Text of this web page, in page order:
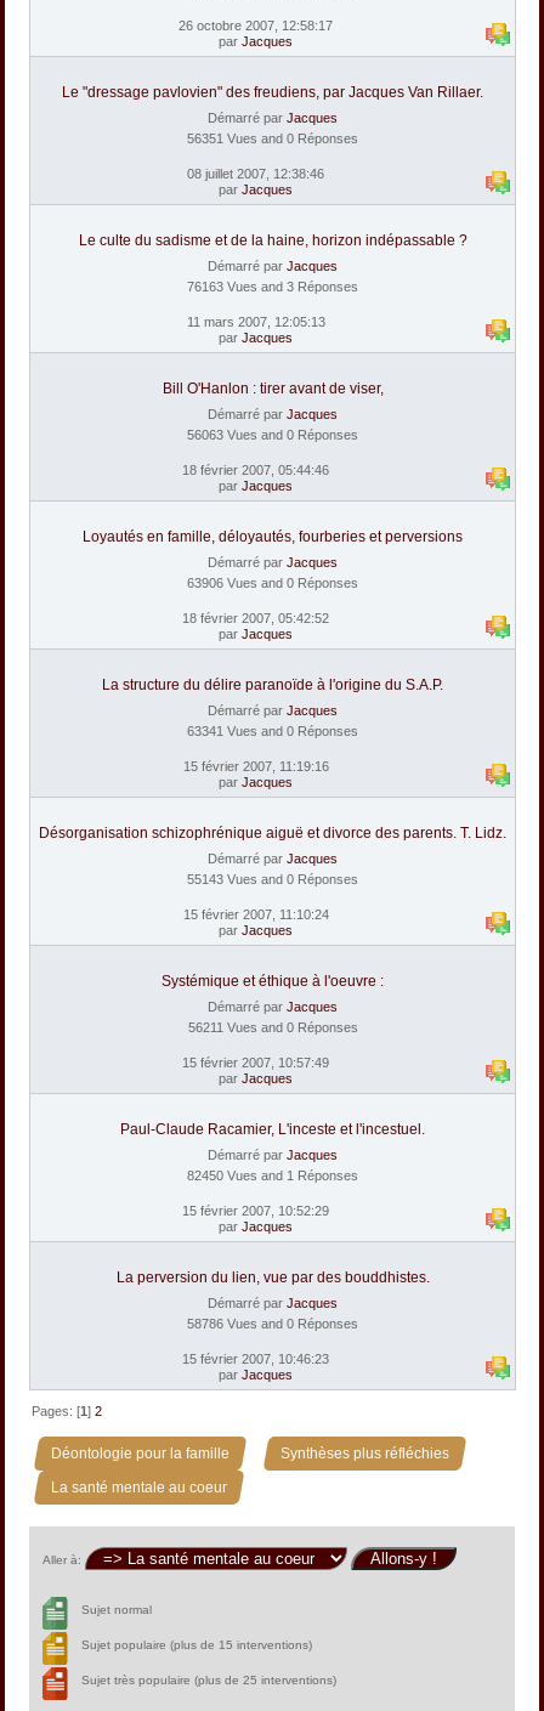
26 octobre 2007, 12:58:17
par Jacques
Le "dressage pavlovien" des freudiens, par Jacques Van Rillaer.
Démarré par Jacques
56351 Vues and 0 Réponses
08 juillet 2007, 12:38:46
par Jacques
Le culte du sadisme et de la haine, horizon indépassable ?
Démarré par Jacques
76163 Vues and 3 Réponses
11 mars 2007, 12:05:13
par Jacques
Bill O'Hanlon : tirer avant de viser,
Démarré par Jacques
56063 Vues and 0 Réponses
18 février 2007, 05:44:46
par Jacques
Loyautés en famille, déloyautés, fourberies et perversions
Démarré par Jacques
63906 Vues and 0 Réponses
18 février 2007, 05:42:52
par Jacques
La structure du délire paranoïde à l'origine du S.A.P.
Démarré par Jacques
63341 Vues and 0 Réponses
15 février 2007, 11:19:16
par Jacques
Désorganisation schizophrénique aiguë et divorce des parents. T. Lidz.
Démarré par Jacques
55143 Vues and 0 Réponses
15 février 2007, 11:10:24
par Jacques
Systémique et éthique à l'oeuvre :
Démarré par Jacques
56211 Vues and 0 Réponses
15 février 2007, 10:57:49
par Jacques
Paul-Claude Racamier, L'inceste et l'incestuel.
Démarré par Jacques
82450 Vues and 1 Réponses
15 février 2007, 10:52:29
par Jacques
La perversion du lien, vue par des bouddhistes.
Démarré par Jacques
58786 Vues and 0 Réponses
15 février 2007, 10:46:23
par Jacques
Pages: [1]2
Déontologie pour la famille » Synthèses plus réfléchies »
La santé mentale au coeur
Aller à:
Sujet normal
Sujet populaire (plus de 15 interventions)
Sujet très populaire (plus de 25 interventions)